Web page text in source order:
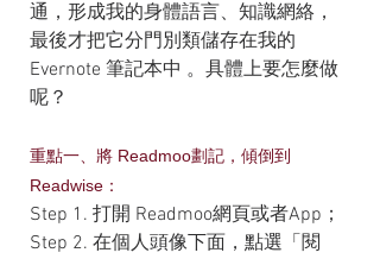
通，形成我的身體語言、知識網絡，
最後才把它分門別類儲存在我的
Evernote 筆記本中 。具體上要怎麼做
呢？
重點一、將 Readmoo劃記，傾倒到
Readwise：
Step 1. 打開 Readmoo網頁或者App；
Step 2. 在個人頭像下面，點選「閱